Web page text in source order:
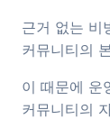
근거 없는 비
커뮤니티의
이 때문에 운
커뮤니티의